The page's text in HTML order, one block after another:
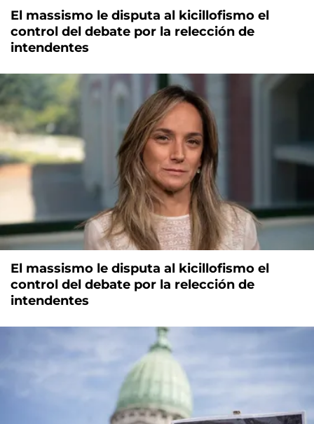
El massismo le disputa al kicillofismo el
control del debate por la relección de
intendentes
El massismo le disputa al kicillofismo el
control del debate por la relección de
intendentes